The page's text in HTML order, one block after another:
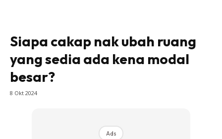
Direktori
Interior Design
Landskap
DIY
Siapa cakap nak ubah ruang
yang sedia ada kena modal
besar?
8 Okt 2024
Ads